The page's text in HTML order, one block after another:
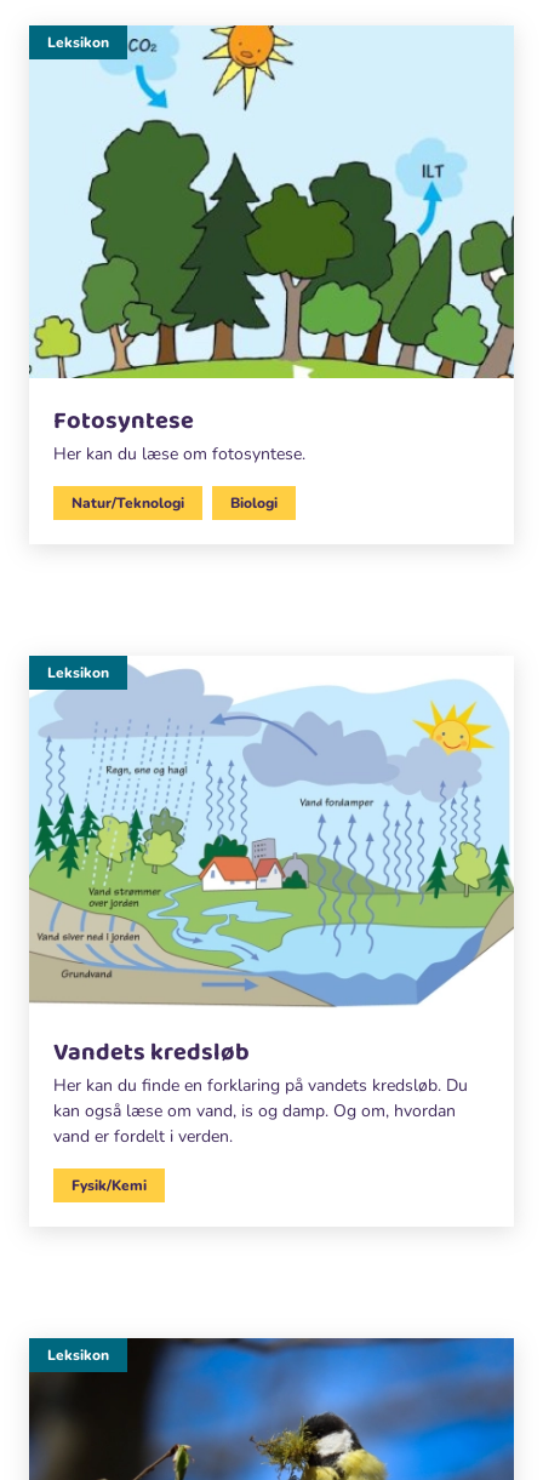
Fotosyntese
Her kan du læse om fotosyntese.
Leksikon
Natur/Teknologi Biologi
Vandets kredsløb
Her kan du finde en forklaring på vandets kredsløb. Du
kan også læse om vand, is og damp. Og om, hvordan
vand er fordelt i verden.
Leksikon
Fysik/Kemi
Leksikon